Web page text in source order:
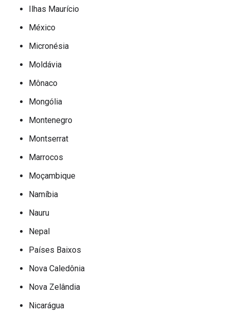
Ilhas Maurício
México
Micronésia
Moldávia
Mônaco
Mongólia
Montenegro
Montserrat
Marrocos
Moçambique
Namíbia
Nauru
Nepal
Países Baixos
Nova Caledônia
Nova Zelândia
Nicarágua